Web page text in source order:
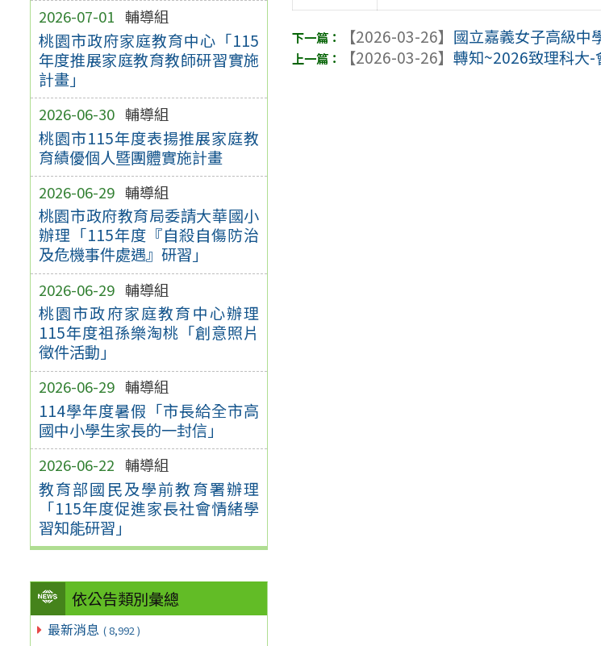
2026-07-01 輔導組
桃園市政府家庭教育中心「115
年度推展家庭教育教師研習實施
計畫」
2026-06-30 輔導組
桃園市115年度表揚推展家庭教
育績優個人暨團體實施計畫
2026-06-29 輔導組
桃園市政府教育局委請大華國小
辦理「115年度『自殺自傷防治
及危機事件處遇』研習」
2026-06-29 輔導組
桃園市政府家庭教育中心辦理
115年度祖孫樂淘桃「創意照片
徵件活動」
2026-06-29 輔導組
114學年度暑假「市長給全市高
國中小學生家長的一封信」
2026-06-22 輔導組
教育部國民及學前教育署辦理
「115年度促進家長社會情緒學
習知能研習」
依公告類別彙總
最新消息 ( 8,992 )
【2026-03-26】 國立嘉義女子高級中
【2026-03-26】轉知~2026致理科大